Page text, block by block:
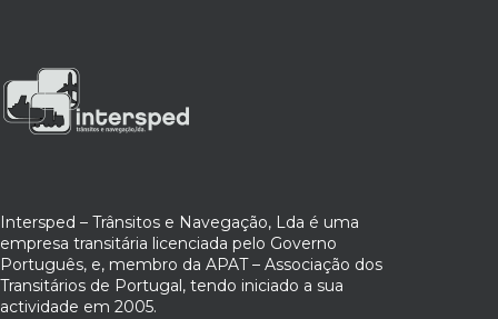
Intersped – Trânsitos e Navegação, Lda é uma
empresa transitária licenciada pelo Governo
Português, e, membro da APAT – Associação dos
Transitários de Portugal, tendo iniciado a sua
actividade em 2005.